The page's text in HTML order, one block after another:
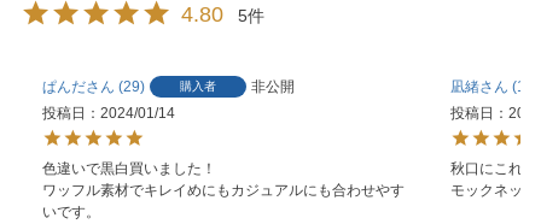
4.80 5
ぱんだ 29 購入者
非公開
投稿日
2024/01/14
色違いで黒白買いました！
ワッフル素材でキレイめにもカジュアルにも合わせやす
いです。
凪緒
11
投稿日
秋口にこれ1
モックネッ